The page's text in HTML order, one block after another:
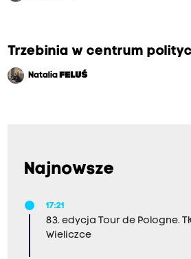
Trzebinia w centrum
Natalia FELUŚ
Najnowsze
17:21
83. edycja Tour de Pologne.
Wieliczce